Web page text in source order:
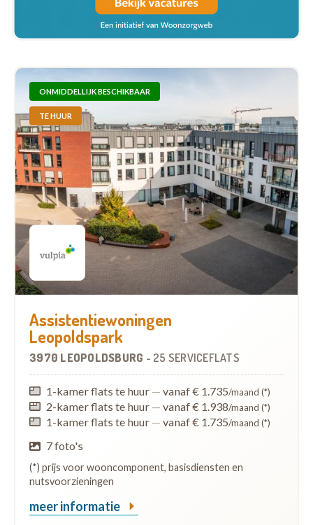
ONMIDDELLIJK BESCHIKBAAR
TE HUUR
Assistentiewoningen
Leopoldspark
3970 LEOPOLDSBURG - 25 SERVICEFLATS
1-kamer flats te huur — vanaf € 1.735/maand (*)
2-kamer flats te huur — vanaf € 1.938/maand (*)
1-kamer flats te huur — vanaf € 1.735/maand (*)
7 foto's
(*) prijs voor wooncomponent, basisdiensten en
nutsvoorzieningen
meer informatie